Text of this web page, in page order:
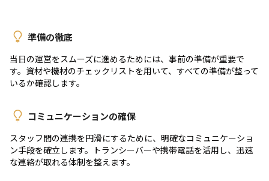
準備の徹底
当日の運営をスムーズに進めるためには、事前の準備が重要で
す。資材や機材のチェックリストを用いて、すべての準備が整って
いるか確認します。
コミュニケーションの確保
スタッフ間の連携を円滑にするために、明確なコミュニケーショ
ン手段を確立します。トランシーバーや携帯電話を活用し、迅速
な連絡が取れる体制を整えます。